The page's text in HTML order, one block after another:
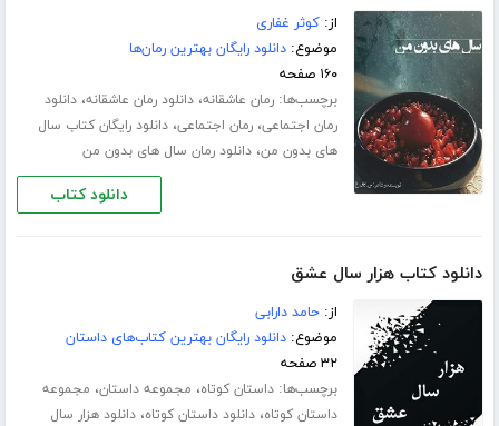
از:کوثر غفاری
موضوع:دانلود رایگان بهترین رمان‌ها
۱۶۰ صفحه
برچسب‌ها:رمان عاشقانه،دانلود رمان عاشقانه،دانلود
رمان اجتماعی،رمان اجتماعی،دانلود رایگان کتاب سال
های بدون من،دانلود رمان سال های بدون من
دانلود کتاب
دانلود کتاب هزار سال عشق
از:حامد دارابی
موضوع:دانلود رایگان بهترین کتاب‌های داستان
۳۲ صفحه
برچسب‌ها:داستان کوتاه، مجموعه داستان، مجموعه
داستان کوتاه،دانلود داستان کوتاه،دانلود هزار سال